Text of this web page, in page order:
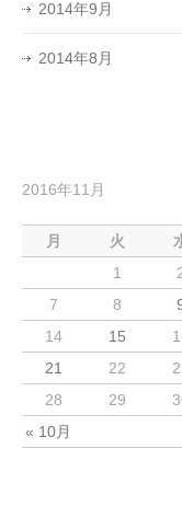
2014年9月
2014年8月
2016年11月
月 火
« 10月
1
7
8
14
15
21
22
28
29